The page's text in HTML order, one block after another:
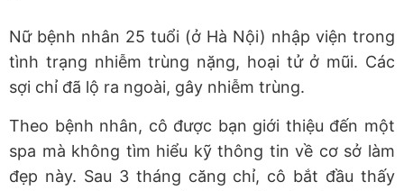
Nữ bệnh nhân 25 tuổi (ở Hà Nội) nhập viện trong
tình trạng nhiễm trùng nặng, hoại tử ở mũi. Các
sợi chỉ đã lộ ra ngoài, gây nhiễm trùng.
Theo bệnh nhân, cô được bạn giới thiệu đến một
spa mà không tìm hiểu kỹ thông tin về cơ sở làm
đẹp này. Sau 3 tháng căng chỉ, cô bắt đầu thấy